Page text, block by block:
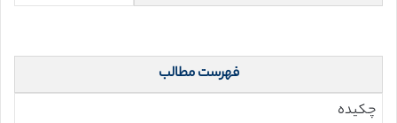
فهرست مطالب
چکیده